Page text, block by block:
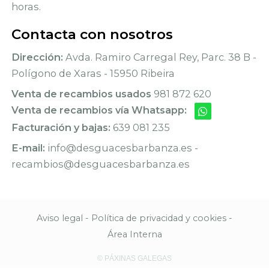
horas.
Contacta con nosotros
Dirección: Avda. Ramiro Carregal Rey, Parc. 38 B -
Polígono de Xaras - 15950 Ribeira
Venta de recambios usados 981 872 620
Venta de recambios vía Whatsapp:
Facturación y bajas: 639 081 235
E-mail: info@desguacesbarbanza.es -
recambios@desguacesbarbanza.es
Aviso legal - Política de privacidad y cookies -
Área Interna
© PÁXINAS GALEGAS